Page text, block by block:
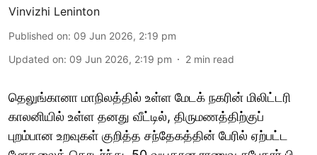
Vinvizhi Leninton
Published on: 09 Jun 2026, 2:19 pm
Updated on: 09 Jun 2026, 2:19 pm 2 min read
தெலுங்கானா மாநிலத்தில் உள்ள மேடக் நகரின் மிலிட்டரி
காலனியில் உள்ள தனது வீட்டில், திருமணத்திற்குப்
புறம்பான உறவுகள் குறித்த சந்தேகத்தின் பேரில் ஏற்பட்ட